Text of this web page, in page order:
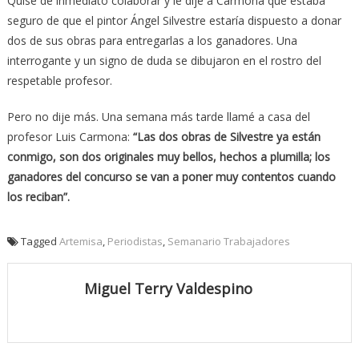
seguro de que el pintor Ángel Silvestre estaría dispuesto a donar
dos de sus obras para entregarlas a los ganadores. Una
interrogante y un signo de duda se dibujaron en el rostro del
respetable profesor.
Pero no dije más. Una semana más tarde llamé a casa del
profesor Luis Carmona: “Las dos obras de Silvestre ya están
conmigo, son dos originales muy bellos, hechos a plumilla; los
ganadores del concurso se van a poner muy contentos cuando
los reciban”.
Tagged Artemisa, Periodistas, Semanario Trabajadores
Miguel Terry Valdespino